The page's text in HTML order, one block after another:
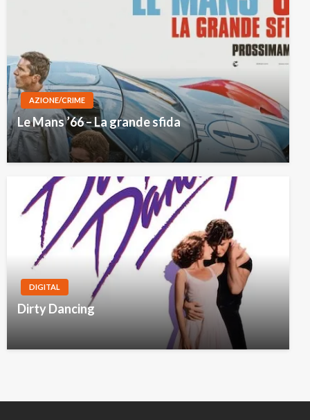
AZIONE/CRIME
Le Mans ’66 – La grande sfida
DIGITAL
Dirty Dancing